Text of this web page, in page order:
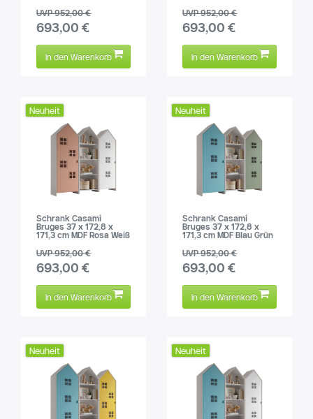
UVP 952,00 €
693,00 €
In den Warenkorb
UVP 952,00 €
693,00 €
In den Warenkorb
Neuheit
Schrank Casami
Bruges 37 x 172,8 x
171,3 cm MDF Rosa Weiß
UVP 952,00 €
693,00 €
In den Warenkorb
Neuheit
Schrank Casami
Bruges 37 x 172,8 x
171,3 cm MDF Blau Grün
UVP 952,00 €
693,00 €
In den Warenkorb
Neuheit Neuheit